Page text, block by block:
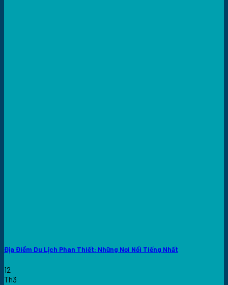
Địa Điểm Du Lịch Phan Thiết: Những Nơi Nổi Tiếng Nhất
12
Th3